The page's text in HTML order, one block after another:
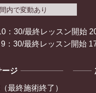
内で変動あり
：30/最終レッスン開始
9：30/最終レッスン開始
ージ
最終施術終了）